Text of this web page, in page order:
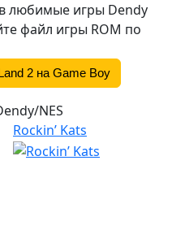
любимые игры Dendy
файл игры ROM по
2 на Game Boy
NES
Rockin’ Kats